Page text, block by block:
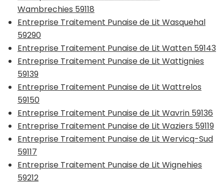
Wambrechies 59118
Entreprise Traitement Punaise de Lit Wasquehal
59290
Entreprise Traitement Punaise de Lit Watten 59143
Entreprise Traitement Punaise de Lit Wattignies
59139
Entreprise Traitement Punaise de Lit Wattrelos
59150
Entreprise Traitement Punaise de Lit Wavrin 59136
Entreprise Traitement Punaise de Lit Waziers 59119
Entreprise Traitement Punaise de Lit Wervicq-Sud
59117
Entreprise Traitement Punaise de Lit Wignehies
59212